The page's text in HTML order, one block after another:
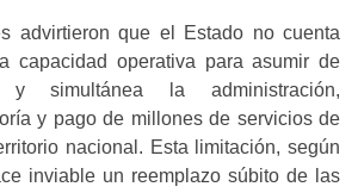
advirtieron que el Estado no cuenta
capacidad operativa para asumir de
y simultánea la administración,
y pago de millones de servicios de
nacional. Esta limitación, según
inviable un reemplazo súbito de las